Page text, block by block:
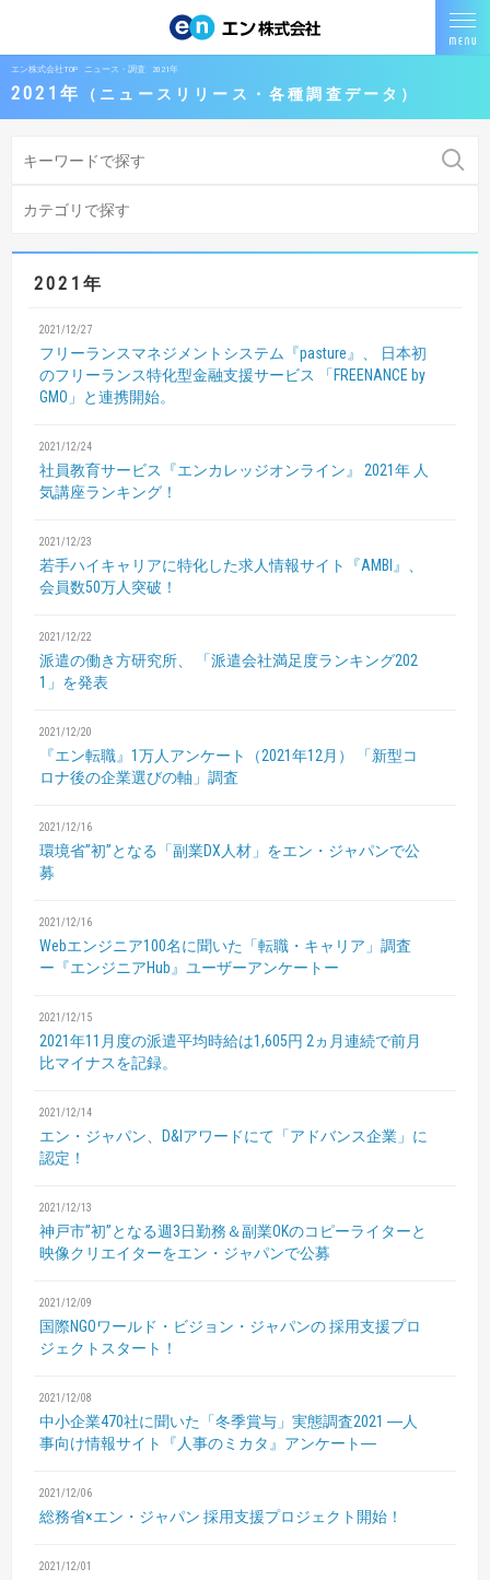
エン株式会社TOP ニュース・調査 2021年
2021年 ニュースリリース・各種調査データ
2021年
2021/12/27
フリーランスマネジメントシステム『pasture』、
日本初
のフリーランス特化型金融支援サービス
「FREENANCE by
GMO」と連携開始。
2021/12/24
社員教育サービス『エンカレッジオンライン』
2021年 人
気講座ランキング！
2021/12/23
若手ハイキャリアに特化した求人情報サイト『AMBI』、
会員数50万人突破！
2021/12/22
派遣の働き方研究所、
「派遣会社満足度ランキング202
1」を発表
2021/12/20
『エン転職』1万人アンケート（2021年12月）
「新型コ
ロナ後の企業選びの軸」調査
2021/12/16
環境省”初”となる「副業DX人材」をエン・ジャパンで公
募
2021/12/16
Webエンジニア100名に聞いた「転職・キャリア」調査
ー『エンジニアHub』ユーザーアンケートー
2021/12/15
2021年11月度の派遣平均時給は1,605円 2ヵ月連続で前月
比マイナスを記録。
2021/12/14
エン・ジャパン、D&Iアワードにて「アドバンス企業」に
認定！
2021/12/13
神戸市”初”となる週3日勤務＆副業OKのコピーライターと
映像クリエイターをエン・ジャパンで公募
2021/12/09
国際NGOワールド・ビジョン・ジャパンの採用支援プロ
ジェクトスタート！
2021/12/08
中小企業470社に聞いた「冬季賞与」実態調査2021 ―人
事向け情報サイト『人事のミカタ』アンケート―
2021/12/06
総務省×エン・ジャパン 採用支援プロジェクト開始！
2021/12/01